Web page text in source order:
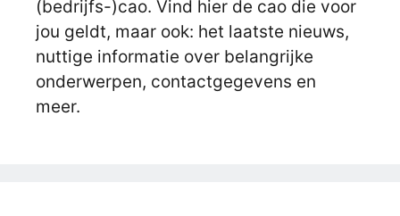
(bedrijfs-)cao. Vind hier de cao die voor
jou geldt, maar ook: het laatste nieuws,
nuttige informatie over belangrijke
onderwerpen, contactgegevens en
meer.